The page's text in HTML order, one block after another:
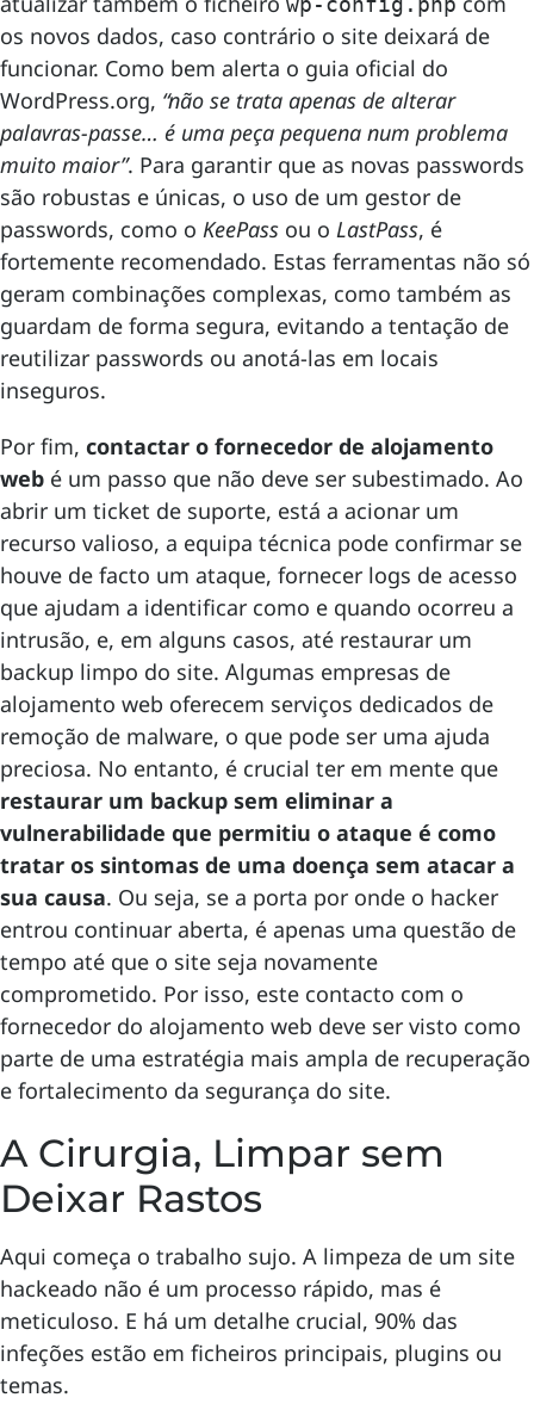
os novos dados, caso contrário o site deixará de
funcionar. Como bem alerta o guia oficial do
WordPress.org, “não se trata apenas de alterar
palavras-passe… é uma peça pequena num problema
muito maior”. Para garantir que as novas passwords
são robustas e únicas, o uso de um gestor de
passwords, como o KeePass ou o LastPass, é
fortemente recomendado. Estas ferramentas não só
geram combinações complexas, como também as
guardam de forma segura, evitando a tentação de
reutilizar passwords ou anotá-las em locais
inseguros.
Por fim, contactar o fornecedor de alojamento
web é um passo que não deve ser subestimado. Ao
abrir um ticket de suporte, está a acionar um
recurso valioso, a equipa técnica pode confirmar se
houve de facto um ataque, fornecer logs de acesso
que ajudam a identificar como e quando ocorreu a
intrusão, e, em alguns casos, até restaurar um
backup limpo do site. Algumas empresas de
alojamento web oferecem serviços dedicados de
remoção de malware, o que pode ser uma ajuda
preciosa. No entanto, é crucial ter em mente que
restaurar um backup sem eliminar a
vulnerabilidade que permitiu o ataque é como
tratar os sintomas de uma doença sem atacar a
sua causa. Ou seja, se a porta por onde o hacker
entrou continuar aberta, é apenas uma questão de
tempo até que o site seja novamente
comprometido. Por isso, este contacto com o
fornecedor do alojamento web deve ser visto como
parte de uma estratégia mais ampla de recuperação
e fortalecimento da segurança do site.
A Cirurgia, Limpar sem
Deixar Rastos
Aqui começa o trabalho sujo. A limpeza de um site
hackeado não é um processo rápido, mas é
meticuloso. E há um detalhe crucial, 90% das
infeções estão em ficheiros principais, plugins ou
temas.